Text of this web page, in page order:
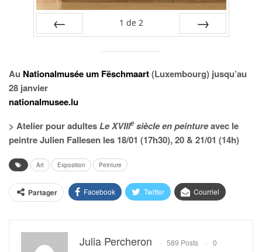
1 de 2
Au Nationalmusée um Fëschmaart(Luxembourg) jusqu’au
28 janvier
nationalmusee.lu
> Atelier pour adultesLe XVIIIesiècle en peintureavec le
peintre Julien Fallesen les 18/01 (17h30), 20 & 21/01 (14h)
Art Exposition Peinture
Partager Facebook Twitter Courriel
Julia Percheron 589 Posts 0